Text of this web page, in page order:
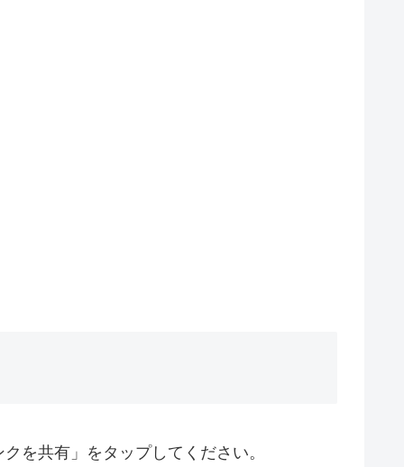
を共有」をタップしてください。